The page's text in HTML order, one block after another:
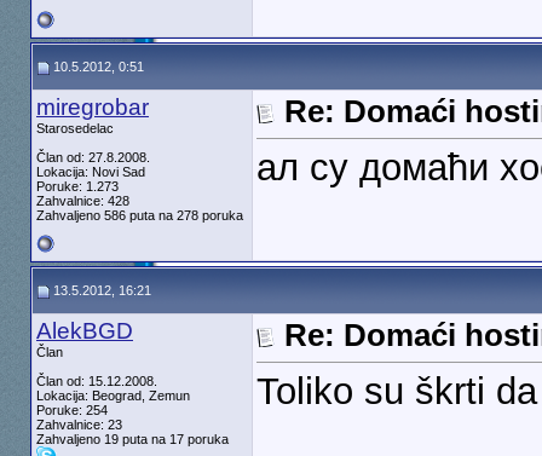
10.5.2012, 0:51
miregrobar
Starosedelac
Član od: 27.8.2008.
Lokacija: Novi Sad
Poruke: 1.273
Zahvalnice: 428
Zahvaljeno 586 puta na 278 poruka
Re: Domaći
ал су домаћи
13.5.2012, 16:21
AlekBGD
Član
Član od: 15.12.2008.
Lokacija: Beograd, Zemun
Poruke: 254
Zahvalnice: 23
Zahvaljeno 19 puta na 17 poruka
Re: Domaći
Toliko su škrti